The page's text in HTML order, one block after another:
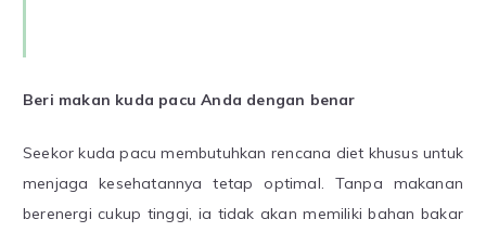
Beri makan kuda pacu Anda dengan benar
Seekor kuda pacu membutuhkan rencana diet khusus untuk
menjaga kesehatannya tetap optimal. Tanpa makanan
berenergi cukup tinggi, ia tidak akan memiliki bahan bakar